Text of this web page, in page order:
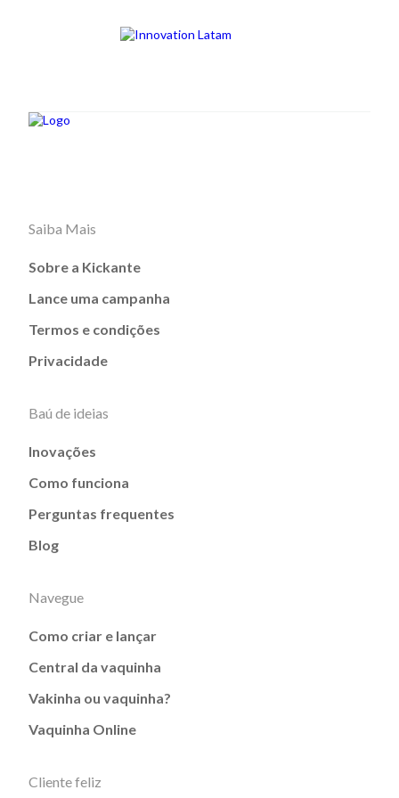
Saiba Mais
Sobre a Kickante
Lance uma campanha
Termos e condições
Privacidade
Baú de ideias
Inovações
Como funciona
Perguntas frequentes
Blog
Navegue
Como criar e lançar
Central da vaquinha
Vakinha ou vaquinha?
Vaquinha Online
Cliente feliz